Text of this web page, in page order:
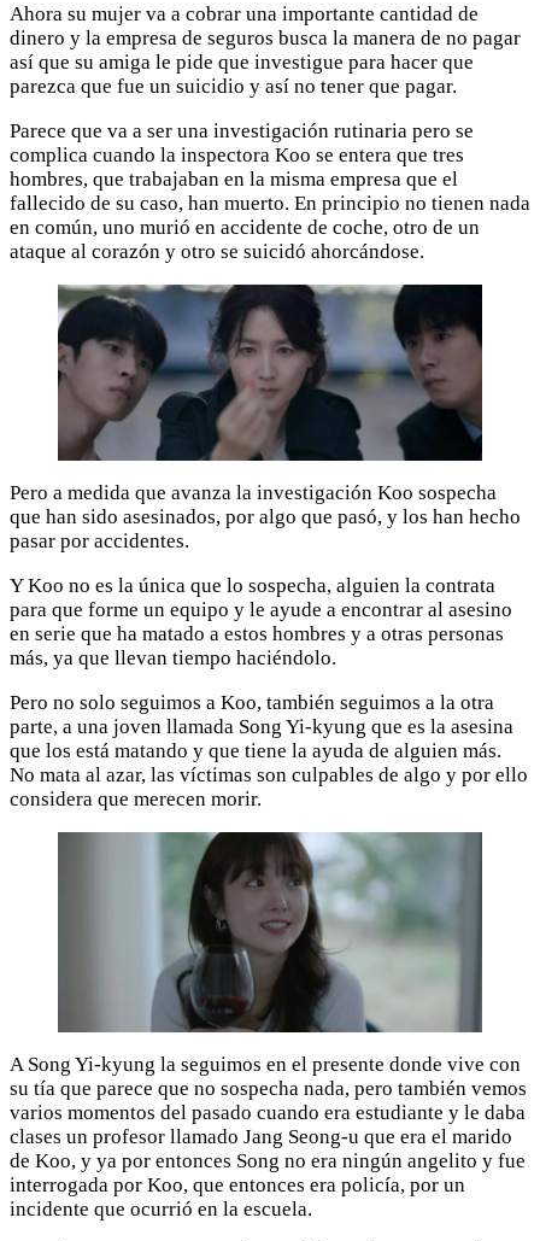
Ahora su mujer va a cobrar una importante cantidad de
dinero y la empresa de seguros busca la manera de no pagar
así que su amiga le pide que investigue para hacer que
parezca que fue un suicidio y así no tener que pagar.
Parece que va a ser una investigación rutinaria pero se
complica cuando la inspectora Koo se entera que tres
hombres, que trabajaban en la misma empresa que el
fallecido de su caso, han muerto. En principio no tienen nada
en común, uno murió en accidente de coche, otro de un
ataque al corazón y otro se suicidó ahorcándose.
Pero a medida que avanza la investigación Koo sospecha
que han sido asesinados, por algo que pasó, y los han hecho
pasar por accidentes.
Y Koo no es la única que lo sospecha, alguien la contrata
para que forme un equipo y le ayude a encontrar al asesino
en serie que ha matado a estos hombres y a otras personas
más, ya que llevan tiempo haciéndolo.
Pero no solo seguimos a Koo, también seguimos a la otra
parte, a una joven llamada Song Yi-kyung que es la asesina
que los está matando y que tiene la ayuda de alguien más.
No mata al azar, las víctimas son culpables de algo y por ello
considera que merecen morir.
A Song Yi-kyung la seguimos en el presente donde vive con
su tía que parece que no sospecha nada, pero también vemos
varios momentos del pasado cuando era estudiante y le daba
clases un profesor llamado Jang Seong-u que era el marido
de Koo, y ya por entonces Song no era ningún angelito y fue
interrogada por Koo, que entonces era policía, por un
incidente que ocurrió en la escuela.